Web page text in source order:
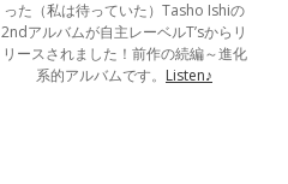
った（私は待っていた）Tasho Ishiの
2ndアルバムが自主レーベルT’sからリ
リースされました！前作の続編～進化
系的アルバムです。 Listen♪